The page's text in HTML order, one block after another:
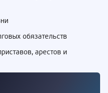
обязательств
арестов и